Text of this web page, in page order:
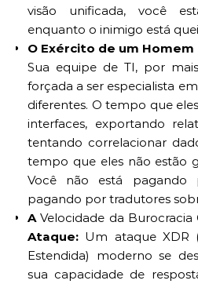
visão unificada, você
enquanto o inimigo está
O Exército de um Homem
Sua equipe de TI, por
forçada a ser especialista
diferentes. O tempo que
interfaces, exportando
tentando correlacionar
tempo que eles não estão
Você não está pagando
pagando por tradutores
AVelocidade da Burocracia
Ataque: Um ataque XDR
Estendida) moderno se
sua capacidade de